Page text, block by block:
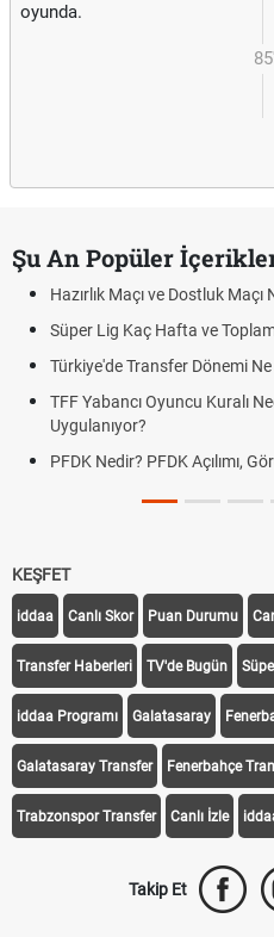
oyunda.
85'
Şu An Popüler
Hazırlık Maçı ve Dostluk
Süper Lig Kaç Hafta ve
Türkiye'de Transfer Dönemi
TFF Yabancı Oyuncu Kuralı
Uygulanıyor?
PFDK Nedir? PFDK Açılımı,
KEŞFET
iddaa Canlı Skor Puan Durumu
Transfer Haberleri TV'de Bugün
iddaa Programı Galatasaray
Galatasaray Transfer Fenerbahçe
Trabzonspor Transfer Canlı İzle
Takip Et